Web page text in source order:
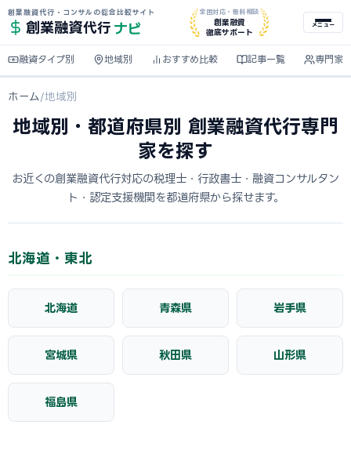
創業融資代行・コンサルの総合比較サイト
創業融資代行 ナビ
全国対応・無料相談
創業融資
徹底サポート
メニュー
融資タイプ別 地域別 おすすめ比較 記事一覧 専門家
ホーム /地域別
地域別・都道府県別 創業融資代行専門
家を探す
お近くの創業融資代行対応の税理士・行政書士・融資コンサルタン
ト・認定支援機関を都道府県から探せます。
北海道・東北
北海道 青森県 岩手県
宮城県 秋田県 山形県
福島県